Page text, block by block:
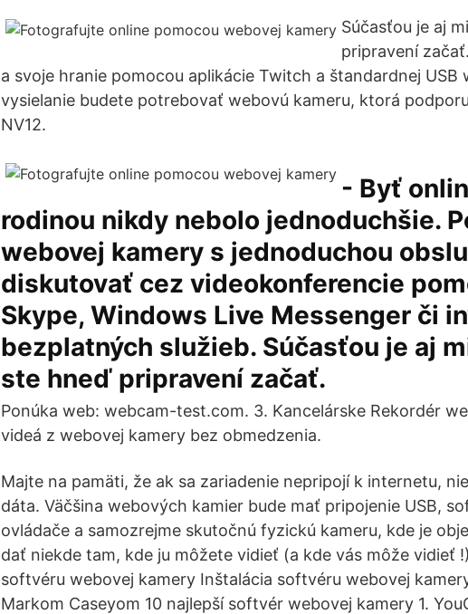
Súčasťou je aj
pripravení
a svoje hranie pomocou aplikácie Twitch a štandardnej USB
vysielanie budete potrebovať webovú kameru, ktorá
NV12.
- Byť
rodinou nikdy nebolo jednoduchšie.
webovej kamery s jednoduchou
diskutovať cez videokonferencie
Skype, Windows Live Messenger či
bezplatných služieb. Súčasťou je aj
ste hneď pripravení začať.
Ponúka web: webcam-test.com. 3. Kancelárske Rekordér
videá z webovej kamery bez obmedzenia.
Majte na pamäti, že ak sa zariadenie nepripojí k internetu,
dáta. Väčšina webových kamier bude mať pripojenie USB,
ovládače a samozrejme skutočnú fyzickú kameru, kde je
dať niekde tam, kde ju môžete vidieť (a kde vás môže vidieť
softvéru webovej kamery Inštalácia softvéru webovej
Markom Caseyom 10 najlepší softvér webovej kamery 1.